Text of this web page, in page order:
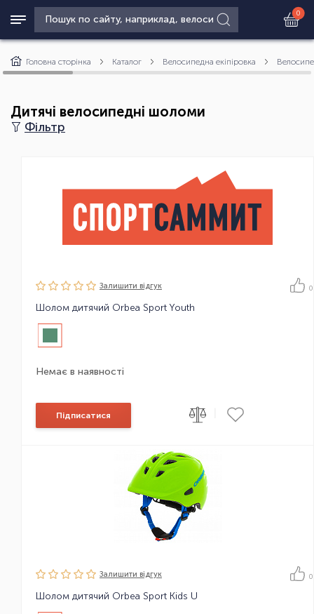
0
Головна сторінка Каталог Велосипедна екіпіровка
Дитячі велосипедні шоломи
Фільтр
Залишити вiдгук 0
Шолом дитячий Orbea Sport Youth
Немає в наявності
Підписатися
Залишити вiдгук 0
Шолом дитячий Orbea Sport Kids U